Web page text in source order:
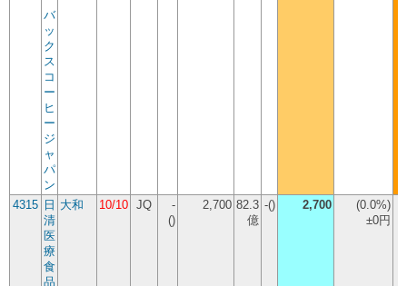
バ
ッ
ク
ス
コ
ー
ヒ
ー
ジ
ャ
パ
ン
4315 日
清
医
療
食
品
大和 10/10 JQ
-
()
2,700 82.3
億
-() 2,700 (0.0%)
±0円